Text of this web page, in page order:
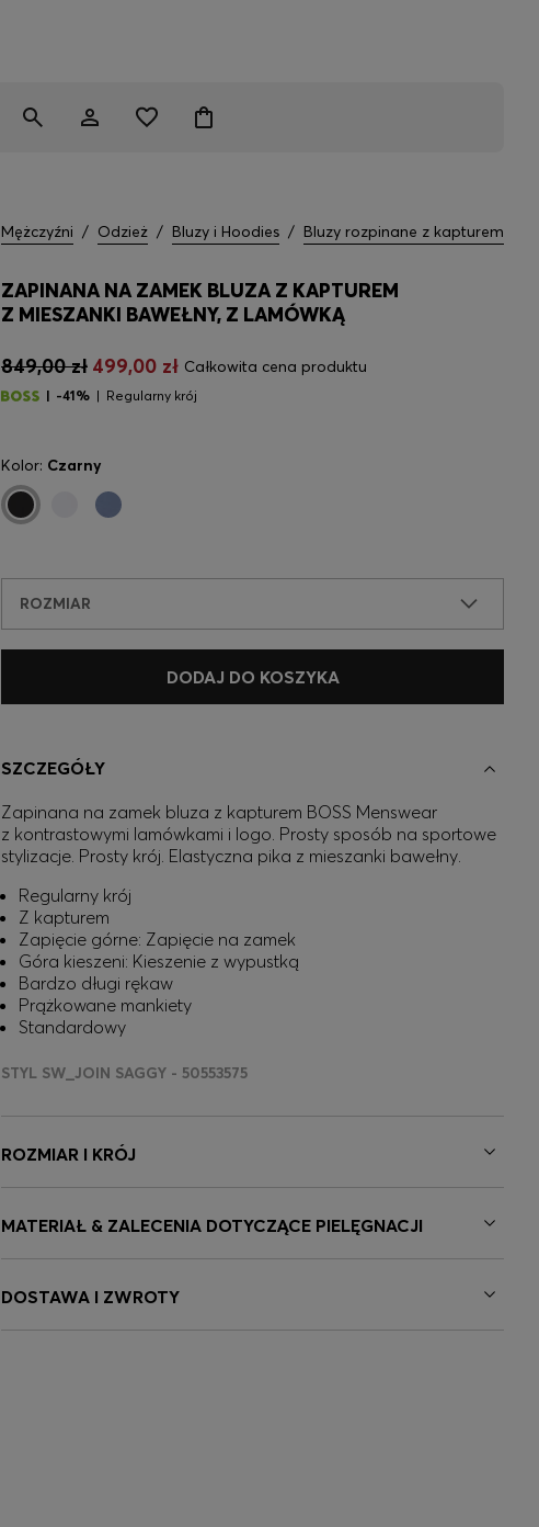
Mężczyźni / Odzież / Bluzy i Hoodies / Bluzy rozpinane z kapturem
ZAPINANA NA ZAMEK BLUZA Z KAPTUREM
Z MIESZANKI BAWEŁNY, Z LAMÓWKĄ
849,00 zł 499,00 zł Całkowita cena produktu
-41% Regularny krój
Kolor: Czarny
ROZMIAR
DODAJ DO KOSZYKA
SZCZEGÓŁY
Zapinana na zamek bluza z kapturem BOSS Menswear
z kontrastowymi lamówkami i logo. Prosty sposób na sportowe
stylizacje. Prosty krój. Elastyczna pika z mieszanki bawełny.
Regularny krój
Z kapturem
Zapięcie górne: Zapięcie na zamek
Góra kieszeni: Kieszenie z wypustką
Bardzo długi rękaw
Prążkowane mankiety
Standardowy
STYL SW_JOIN SAGGY - 50553575
ROZMIAR I KRÓJ
MATERIAŁ & ZALECENIA DOTYCZĄCE PIELĘGNACJI
DOSTAWA I ZWROTY